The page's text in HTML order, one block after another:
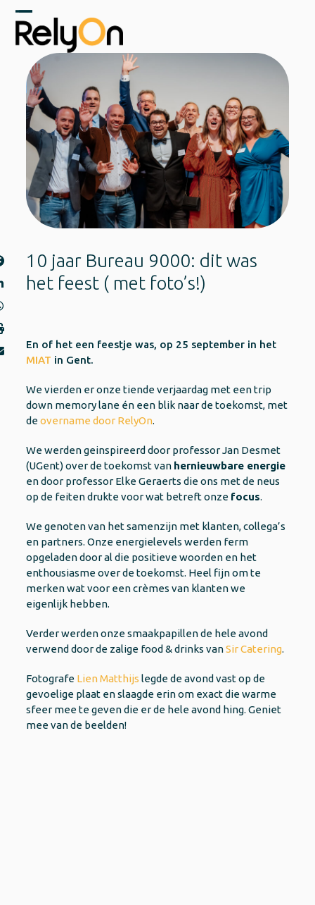
content
Open
mobile
menu
Close
mobile
menu
10 jaar Bureau 9000: dit was
het feest ( met foto’s!)
En of het een feestje was, op 25 september in het
MIAT in Gent.
We vierden er onze tiende verjaardag met een trip
down memory lane én een blik naar de toekomst, met
deovername door RelyOn.
We werden geinspireerd door professor Jan Desmet
(UGent) over de toekomst van hernieuwbare energie
en door professor Elke Geraerts die ons met de neus
op de feiten drukte voor wat betreft onze focus.
We genoten van het samenzijn met klanten, collega’s
en partners. Onze energielevels werden ferm
opgeladen door al die positieve woorden en het
enthousiasme over de toekomst. Heel fijn om te
merken wat voor een crèmes van klanten we
eigenlijk hebben.
Verder werden onze smaakpapillen de hele avond
verwend door de zalige food & drinks vanSir Catering.
Fotografe Lien Matthijs legde de avond vast op de
gevoelige plaat en slaagde erin om exact die warme
sfeer mee te geven die er de hele avond hing. Geniet
mee van de beelden!